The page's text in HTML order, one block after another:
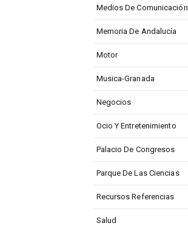
Medios De Comunicación
Memoria De Andalucía
Motor
Musica-Granada
Negocios
Ocio Y Entretenimiento
Palacio De Congresos
Parque De Las Ciencias
Recursos Referencias
Salud